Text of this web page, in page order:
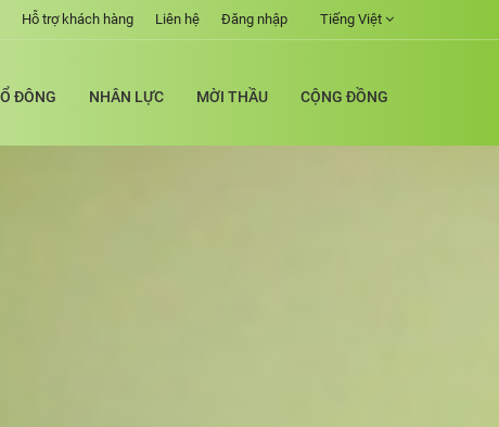
Tiếng Việt
Đăng nhập
Liên hệ
Hỗ trợ khách hàng
ĐÔNG NHÂN LỰC MỜI THẦU CỘNG ĐỒNG